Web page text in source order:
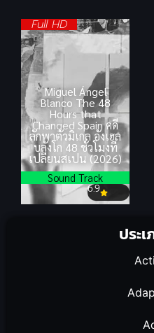
ประ
Full HD
Miguel Ángel
Blanco The 48
Hours that
Changed Spain คดี
ลักพาตัวมิเกล อังเฮล
บลังโก 48 ชั่วโมงที่
เปลี่ยนสเปน (2026)
6.9
Sound Track